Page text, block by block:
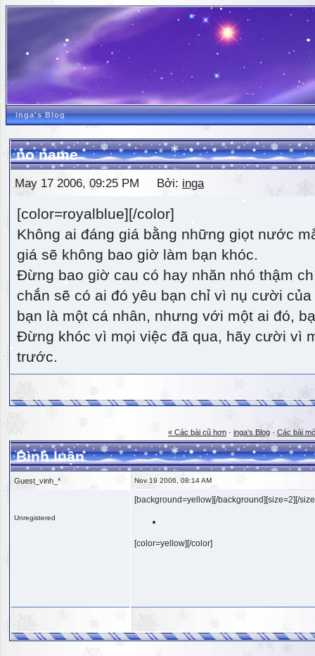
inga's Blog
no name
May 17 2006, 09:25 PM Bởi: inga
[color=royalblue][/color]
Không ai đáng giá bằng những giọt nước
giá sẽ không bao giờ làm bạn khóc.
Đừng bao giờ cau có hay nhăn nhó thậm
chắn sẽ có ai đó yêu bạn chỉ vì nụ cười
bạn là một cá nhân, nhưng với một ai đó,
Đừng khóc vì mọi việc đã qua, hãy cười vì
trước.
« Các bài cũ hơn · inga's Blog · Các bài
Bình luận
Guest_vinh_* Nov 19 2006, 08:14 AM
Unregistered
[background=yellow][/background][size=2][/
[color=yellow][/color]